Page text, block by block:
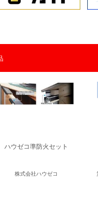
ハウゼコ準防火セット
株式会社ハウゼコ